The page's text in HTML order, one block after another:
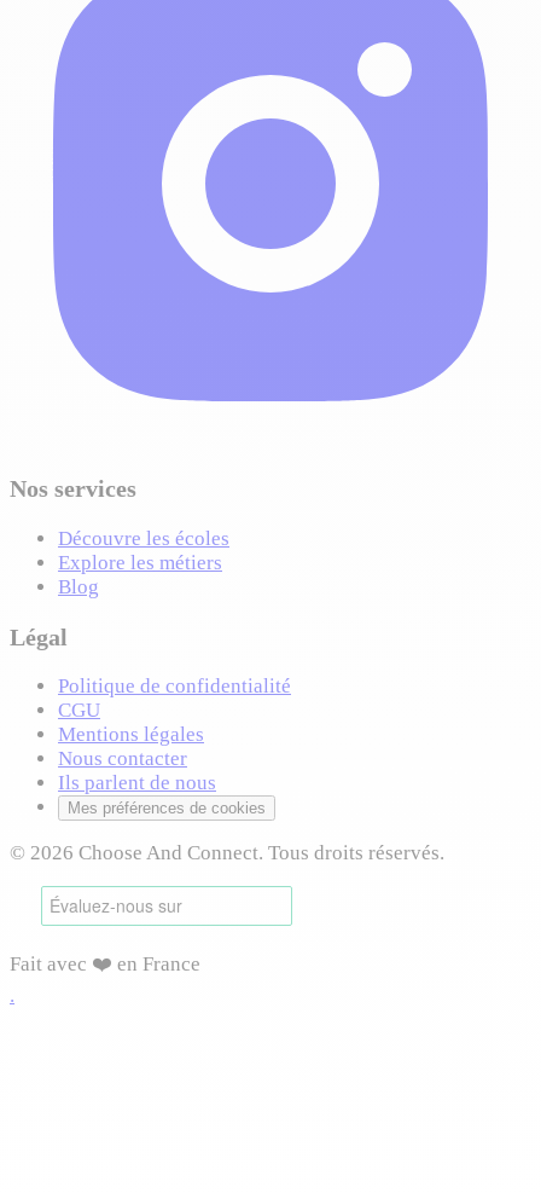
Nos services
Découvre les écoles
Explore les métiers
Blog
Légal
Politique de confidentialité
CGU
Mentions légales
Nous contacter
Ils parlent de nous
Mes préférences de cookies
© 2026 Choose And Connect. Tous droits réservés.
Fait avec ❤️ en France
.